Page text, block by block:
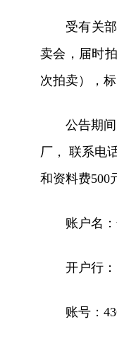
受有关
卖会，届时
次拍卖），
公告期
厂， 联系电
和资料费500
账户名
开户行
账号：